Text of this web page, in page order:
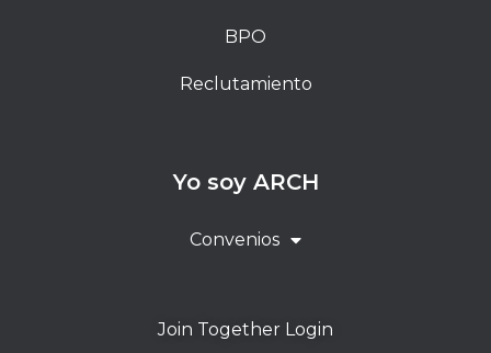
BPO
Reclutamiento
Yo soy ARCH
Convenios
Join Together Login